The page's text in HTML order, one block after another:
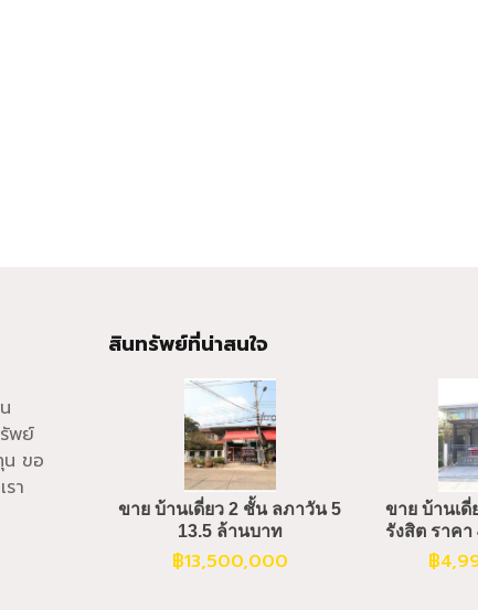
พย์
น ขอ
า
สินทรัพย์ที่น่าสนใจ
ขาย บ้านเดี่ยว 2 ชั้น ลภาวัน 5
13.5 ล้านบาท
฿13,500,000
ขาย บ้านเดี่
รังสิต ราค
฿